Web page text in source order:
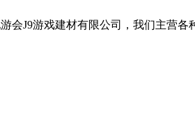
会J9游戏建材有限公司，我们主营